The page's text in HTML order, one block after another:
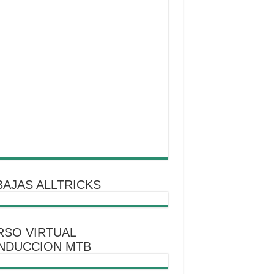
ALLTRICKS
VIRTUAL
MTB